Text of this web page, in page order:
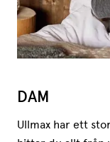
DAM
Ullmax har ett